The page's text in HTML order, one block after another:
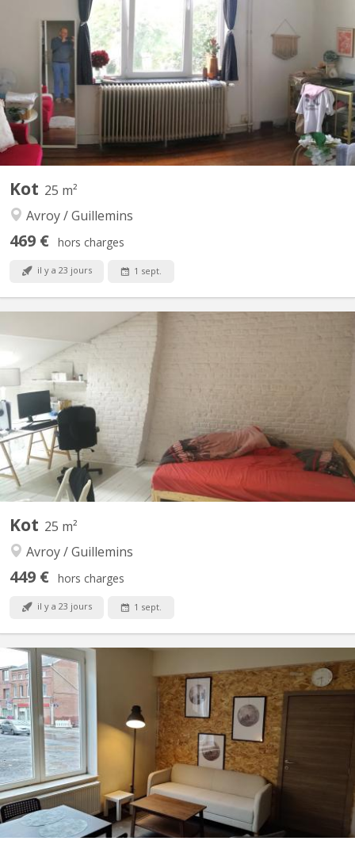
2 Kots individuels pour étudiantes, dans un immeuble habité par
le propriétaire (architecte). Chambres meublées, lumineuses (12
et 14 m2), internet inclus. Douche WC et cuisine/sam communes
avec l’occupante du 2ème kot, accès possible au jardin. Le loyer
mensuel (charges comprises) est...
Kot 25 m²
Avroy / Guillemins
469 € hors charges
il y a 23 jours 1 sept.
KL 10286
Bonjour, 2 kots à louer qui partagent 1 salle de bain et 1 cuisine
avec 1 autre étudiant. A 8 min de la gare des Guillemins, 5 min du
bld d'avroy pour bus et Tram ! 3 min carrefour, et autres
commerces... Internet: fibre: Cablé et wifi. Non fumeur. Etudiant
obligatoire !! Pas de domiciliation....
Kot 25 m²
Avroy / Guillemins
449 € hors charges
il y a 23 jours 1 sept.
KL 14563
Bonjour, 1 kot à louer qui partage 1 salle de bain et 1 cuisine
avec 1 autre étudiant. A 8 min des Guillemins, 5 min du bld
d'avroy pour Tram, 3 min carrefour, commerces... Internet: fibre:
Cablé et wifi. Non fumeur. Etudiant obligatoire !! Pas de
Domiciliation.